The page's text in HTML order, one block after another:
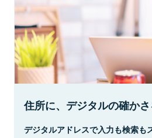
住所に、デジタルの確かさ
デジタルアドレスで入力も検索も